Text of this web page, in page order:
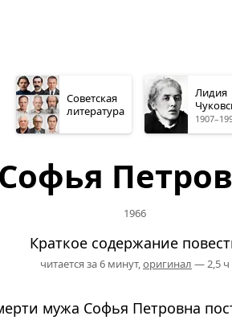
Советская
литература
Лидия
Софья
1966
Краткое содержание
читается за 6 минут,оригинал — 2,5 ч
мужа Софья Петровна